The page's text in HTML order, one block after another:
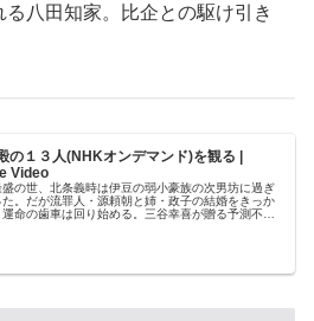
る八田知家。比企との駆け引き
の１３人(NHKオンデマンド)を観る |
Video
盛の世、北条義時は伊豆の弱小豪族の次男坊に過ぎ
た。だが流罪人・源頼朝と姉・政子の結婚をきっか
命の歯車は回り始める。三谷幸喜が贈る予測不能